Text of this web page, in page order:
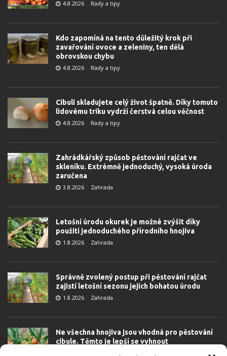
4.8.2026 Rady a tipy
Kdo zapomíná na tento důležitý krok při
zavařování ovoce a zeleniny, ten dělá
obrovskou chybu
4.8.2026 Rady a tipy
Cibuli skladujete celý život špatně. Díky tomuto
lidovému triku vydrží čerstvá celou věčnost
4.8.2026 Rady a tipy
Zahrádkářský způsob pěstování rajčat ve
skleníku. Extrémně jednoduchý, vysoká úroda
zaručena
3.8.2026 Zahrada
Letošní úrodu okurek je možné zvýšit díky
použití jednoduchého přírodního hnojiva
1.8.2026 Zahrada
Správně zvolený postup při pěstování rajčat
zajistí letošní sezonu jejich bohatou úrodu
1.8.2026 Zahrada
Ne všechna hnojiva jsou vhodná pro pěstování
cibule. Těmto je lepší se vyhnout